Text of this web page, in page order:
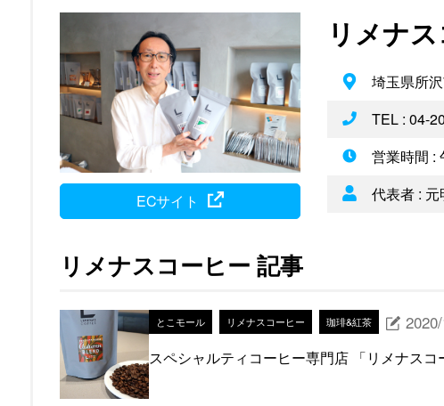
ECサイト
リメナ
埼玉県所
TEL : 04-
営業時間 :
代表者 :
リメナスコーヒー 記事
とこモール リメナスコーヒー 珈琲&紅茶
スペシャルティコーヒー専門店 「リメナスコ